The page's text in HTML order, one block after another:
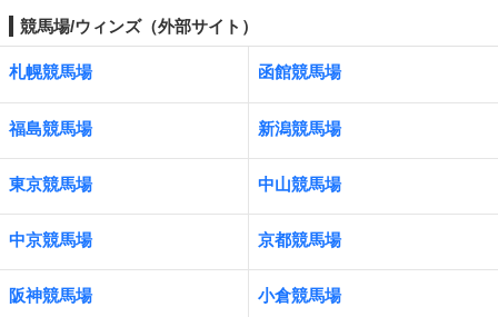
競馬場/ウィンズ（外部サイト）
札幌競馬場 函館競馬場
福島競馬場 新潟競馬場
東京競馬場 中山競馬場
中京競馬場 京都競馬場
阪神競馬場 小倉競馬場